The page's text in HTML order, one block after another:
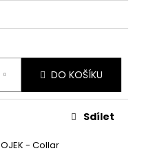
DO KOŠÍKU
- Collar
Sdílet